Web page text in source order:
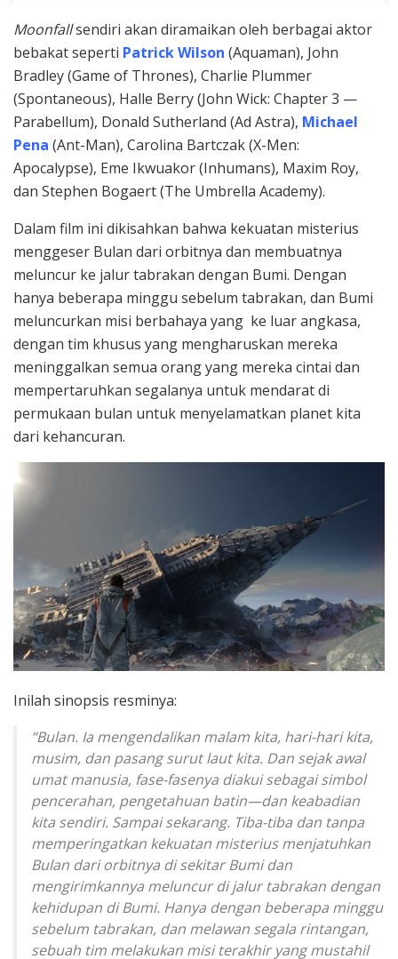
Moonfallsendiri akan diramaikan oleh berbagai aktor
bebakat seperti Patrick Wilson (Aquaman), John
Bradley (Game of Thrones), Charlie Plummer
(Spontaneous), Halle Berry (John Wick: Chapter 3 —
Parabellum), Donald Sutherland (Ad Astra), Michael
Pena (Ant-Man), Carolina Bartczak (X-Men:
Apocalypse), Eme Ikwuakor (Inhumans), Maxim Roy,
dan Stephen Bogaert (The Umbrella Academy).
Dalam film ini dikisahkan bahwa kekuatan misterius
menggeser Bulan dari orbitnya dan membuatnya
meluncur ke jalur tabrakan dengan Bumi. Dengan
hanya beberapa minggu sebelum tabrakan, dan Bumi
meluncurkan misi berbahaya yang ke luar angkasa,
dengan tim khusus yang mengharuskan mereka
meninggalkan semua orang yang mereka cintai dan
mempertaruhkan segalanya untuk mendarat di
permukaan bulan untuk menyelamatkan planet kita
dari kehancuran.
Inilah sinopsis resminya:
“Bulan. Ia mengendalikan malam kita, hari-hari kita,
musim, dan pasang surut laut kita. Dan sejak awal
umat manusia, fase-fasenya diakui sebagai simbol
pencerahan, pengetahuan batin—dan keabadian
kita sendiri. Sampai sekarang. Tiba-tiba dan tanpa
memperingatkan kekuatan misterius menjatuhkan
Bulan dari orbitnya di sekitar Bumi dan
mengirimkannya meluncur di jalur tabrakan dengan
kehidupan di Bumi. Hanya dengan beberapa minggu
sebelum tabrakan, dan melawan segala rintangan,
sebuah tim melakukan misi terakhir yang mustahil